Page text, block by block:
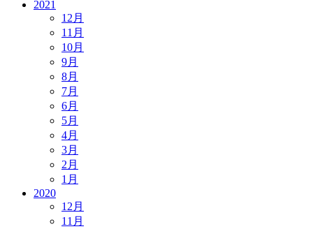
2021
12月
11月
10月
9月
8月
7月
6月
5月
4月
3月
2月
1月
2020
12月
11月